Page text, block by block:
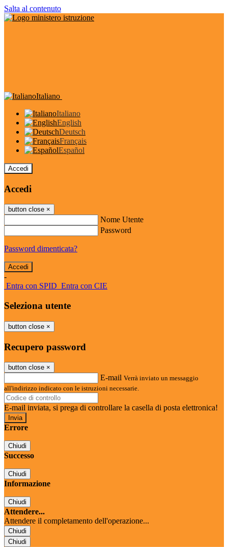
Salta al contenuto
Italiano
Italiano
English
Deutsch
Français
Español
Accedi
Accedi
button close ×
Nome Utente
Password
Password dimenticata?
-
Entra con SPID Entra con CIE
Seleziona utente
button close ×
Recupero password
button close ×
E-mail Verrà inviato un messaggio
all'indirizzo indicato con le istruzioni necessarie.
E-mail inviata, si prega di controllare la casella di posta elettronica!
Errore
Chiudi
Successo
Chiudi
Informazione
Chiudi
Attendere...
Attendere il completamento dell'operazione...
Chiudi
Chiudi